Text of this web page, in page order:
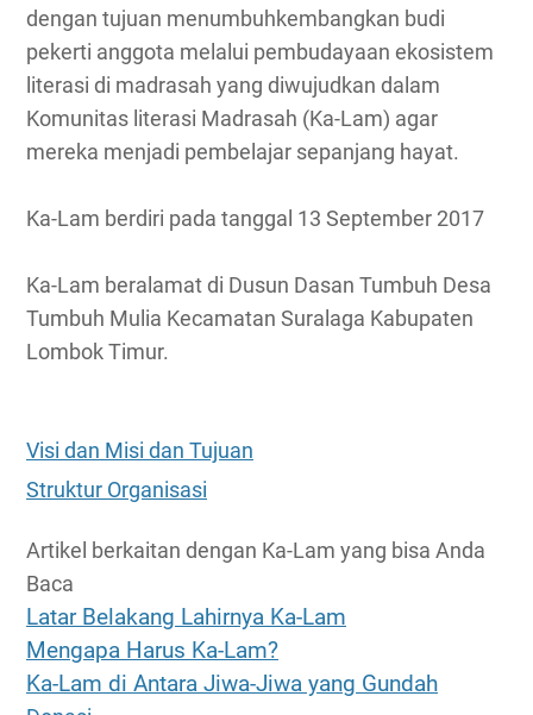
dengan tujuan menumbuhkembangkan budi
pekerti anggota melalui pembudayaan ekosistem
literasi di madrasah yang diwujudkan dalam
Komunitas literasi Madrasah (Ka-Lam) agar
mereka menjadi pembelajar sepanjang hayat.
Ka-Lam berdiri pada tanggal 13 September 2017
Ka-Lam beralamat di Dusun Dasan Tumbuh Desa
Tumbuh Mulia Kecamatan Suralaga Kabupaten
Lombok Timur.
Visi dan Misi dan Tujuan
Struktur Organisasi
Artikel berkaitan dengan Ka-Lam yang bisa Anda
Baca
Latar Belakang Lahirnya Ka-Lam
Mengapa Harus Ka-Lam?
Ka-Lam di Antara Jiwa-Jiwa yang Gundah